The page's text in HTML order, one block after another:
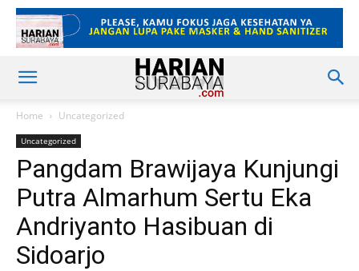
Home Uncategorized
Uncategorized
Pangdam Brawijaya Kunjungi
Putra Almarhum Sertu Eka
Andriyanto Hasibuan di
Sidoarjo